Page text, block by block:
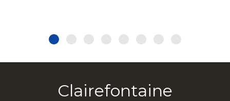
Clairefontaine